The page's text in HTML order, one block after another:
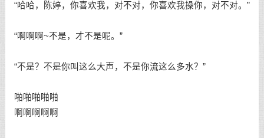
“哈哈，陈婷，你喜欢我，对不对，你喜欢我操你，对不对。”
“啊啊啊~不是，才不是呢。”
“不是？不是你叫这么大声，不是你流这么多水？”
啪啪啪啪啪
啊啊啊啊啊